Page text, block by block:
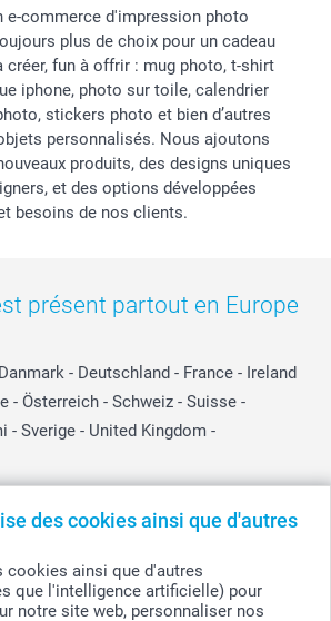
des cookies ainsi que d'autres
cookies ainsi que d'autres
que l'intelligence artificielle) pour
notre site web, personnaliser nos
e-commerce d'impression photo
plus de choix pour un cadeau
créer, fun à offrir : mug photo, t-shirt
iphone, photo sur toile, calendrier
stickers photo et bien d’autres
personnalisés. Nous ajoutons
produits, des designs uniques
et des options développées
besoins de nos clients.
présent partout en Europe
Danmark - Deutschland - France - Ireland
- Österreich - Schweiz - Suisse -
- Sverige - United Kingdom -
droits réservés
EURO (€), TVA incluse et hors frais de port.